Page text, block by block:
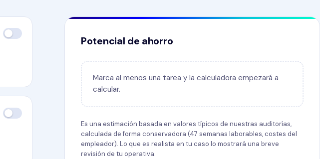
Potencial de ahorro
Marca al menos una tarea y la calculadora empezará a
calcular.
Es una estimación basada en valores típicos de nuestras auditorías,
calculada de forma conservadora (47 semanas laborables, costes del
empleador). Lo que es realista en tu caso lo mostrará una breve
revisión de tu operativa.